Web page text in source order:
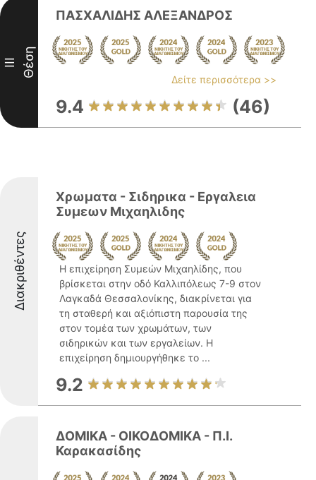
III Θέση
ΠΑΣΧΑΛΙΔΗΣ ΑΛΕΞΑΝΔΡΟΣ
Δείτε περισσότερα >>
9.4 (46)
Διακριθέντες
Χρωματα - Σιδηρικα - Εργαλεια
Συμεων Μιχαηλιδης
Η επιχείρηση Συμεών Μιχαηλίδης, που
βρίσκεται στην οδό Καλλιπόλεως 7-9 στον
Λαγκαδά Θεσσαλονίκης, διακρίνεται για
τη σταθερή και αξιόπιστη παρουσία της
στον τομέα των χρωμάτων, των
σιδηρικών και των εργαλείων. Η
επιχείρηση δημιουργήθηκε το ...
9.2
ΔΟΜΙΚΑ - ΟΙΚΟΔΟΜΙΚΑ - Π.Ι.
Καρακασίδης